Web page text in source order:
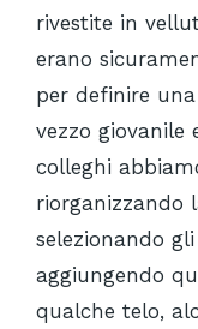
rivestite in
erano
per definire
vezzo giovanile
colleghi
riorganizzando
selezionando
aggiungendo
qualche telo,